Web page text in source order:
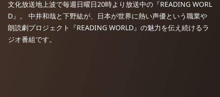
文化放送地上波で毎週日曜日20時より放送中の『READING WORL
D』。 中井和哉と​​下野紘が、日本が世界に熱い声優という職業や
朗読劇プロジェクト『READING WORLD』の魅力を伝え続けるラ
ジオ番組です。